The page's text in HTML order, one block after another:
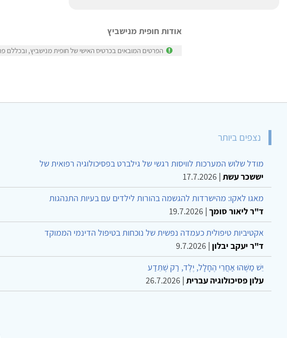
אודות חופית מנישביץ
הפרטים המובאים בכרטיס האישי של חופית מנישביץ, ובכללם
נצפים ביותר
מודל שלוש המערכות לוויסות רגשי של גילברט בפסיכולוגיה רפואית של
יששכר עשת |
17.7.2026
מאגו לאקו: מהישרדות להגשמה בהורות לילדים עם בעיות התנהגות
ד"ר ליאור סומך |
19.7.2026
אקטיביות טיפולית כעמדה נפשית של נוכחות בטיפול הדינמי הממוקד
ד"ר יעקב יבלון |
9.7.2026
יֵשׁ מַשֶּׁהוּ אַחֲרֵי הֶחָלָל, יֶלֶד, רַק שֶׁתֵּדַע
עלון פסיכולוגיה עברית |
26.7.2026